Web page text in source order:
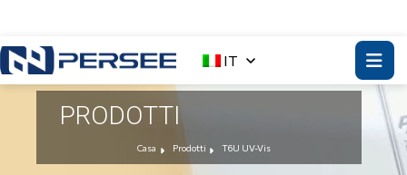
IT
PRODOTTI
Casa Prodotti T6U UV-Vis